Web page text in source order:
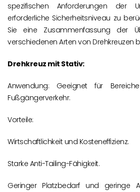
spezifischen Anforderungen der
erforderliche Sicherheitsniveau zu
Sie eine Zusammenfassung der
verschiedenen Arten von Drehkreuzen
Drehkreuz mit Stativ:
Anwendung: Geeignet für
Fußgängerverkehr.
Vorteile:
Wirtschaftlichkeit und Kosteneffizienz.
Starke Anti-Tailing-Fähigkeit.
Geringer Platzbedarf und geringe